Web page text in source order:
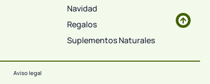
Navidad
Regalos
Suplementos Naturales
Aviso legal